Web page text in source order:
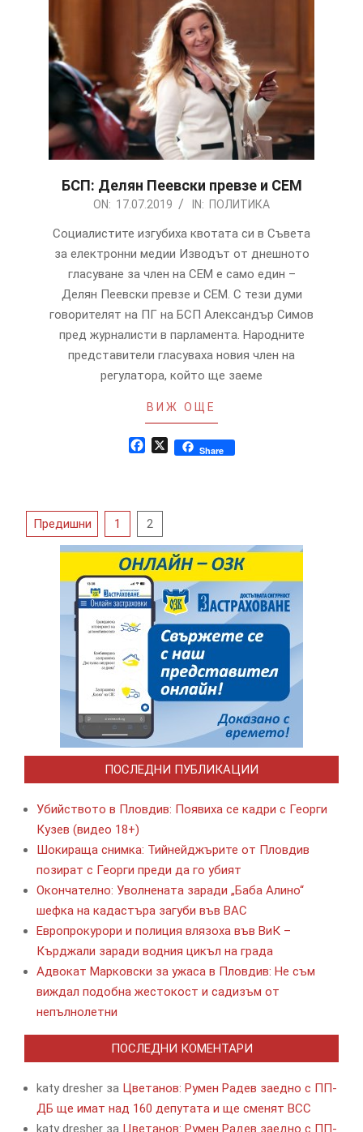
БСП: Делян Пеевски превзе и СЕМ
ON: 17.07.2019 IN: ПОЛИТИКА
Социалистите изгубиха квотата си в Съвета
за електронни медии Изводът от днешното
гласуване за член на СЕМ е само един –
Делян Пеевски превзе и СЕМ. С тези думи
говорителят на ПГ на БСП Александър Симов
пред журналисти в парламента. Народните
представители гласуваха новия член на
регулатора, който ще заеме
ВИЖ ОЩЕ
Facebook
X Share
Разделяне
публикациите
страници
Предишни 1 2
ПОСЛЕДНИ ПУБЛИКАЦИИ
Убийството в Пловдив: Появиха се кадри с Георги
Кузев (видео 18+)
Шокираща снимка: Тийнейджърите от Пловдив
позират с Георги преди да го убият
Окончателно: Уволнената заради „Баба Алино“
шефка на кадастъра загуби във ВАС
Европрокурори и полиция влязоха във ВиК –
Кърджали заради водния цикъл на града
Адвокат Марковски за ужаса в Пловдив: Не съм
виждал подобна жестокост и садизъм от
непълнолетни
ПОСЛЕДНИ КОМЕНТАРИ
katy dresher за Цветанов: Румен Радев заедно с ПП-
ДБ ще имат над 160 депутата и ще сменят ВСС
katy dresher за Цветанов: Румен Радев заедно с ПП-